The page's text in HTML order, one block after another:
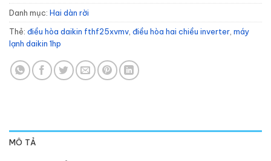
Danh mục: Hai dàn rời
Thẻ: điều hòa daikin fthf25xvmv, điều hòa hai chiều inverter, máy
lạnh daikin 1hp
MÔ TẢ